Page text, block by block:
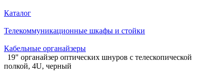
Каталог
Телекоммуникационные шкафы и стойки
Кабельные органайзеры
19" органайзер оптических шнуров с телескопической
полкой, 4U, черный